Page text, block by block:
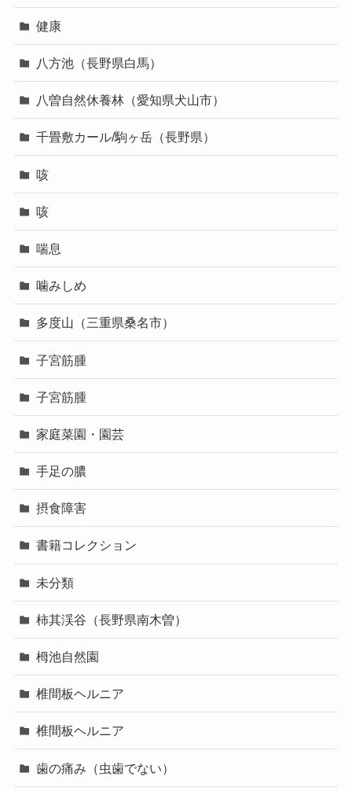
健康
八方池（長野県白馬）
八曽自然休養林（愛知県犬山市）
千畳敷カール/駒ヶ岳（長野県）
咳
咳
喘息
噛みしめ
多度山（三重県桑名市）
子宮筋腫
子宮筋腫
家庭菜園・園芸
手足の膿
摂食障害
書籍コレクション
未分類
柿其渓谷（長野県南木曽）
栂池自然園
椎間板ヘルニア
椎間板ヘルニア
歯の痛み（虫歯でない）